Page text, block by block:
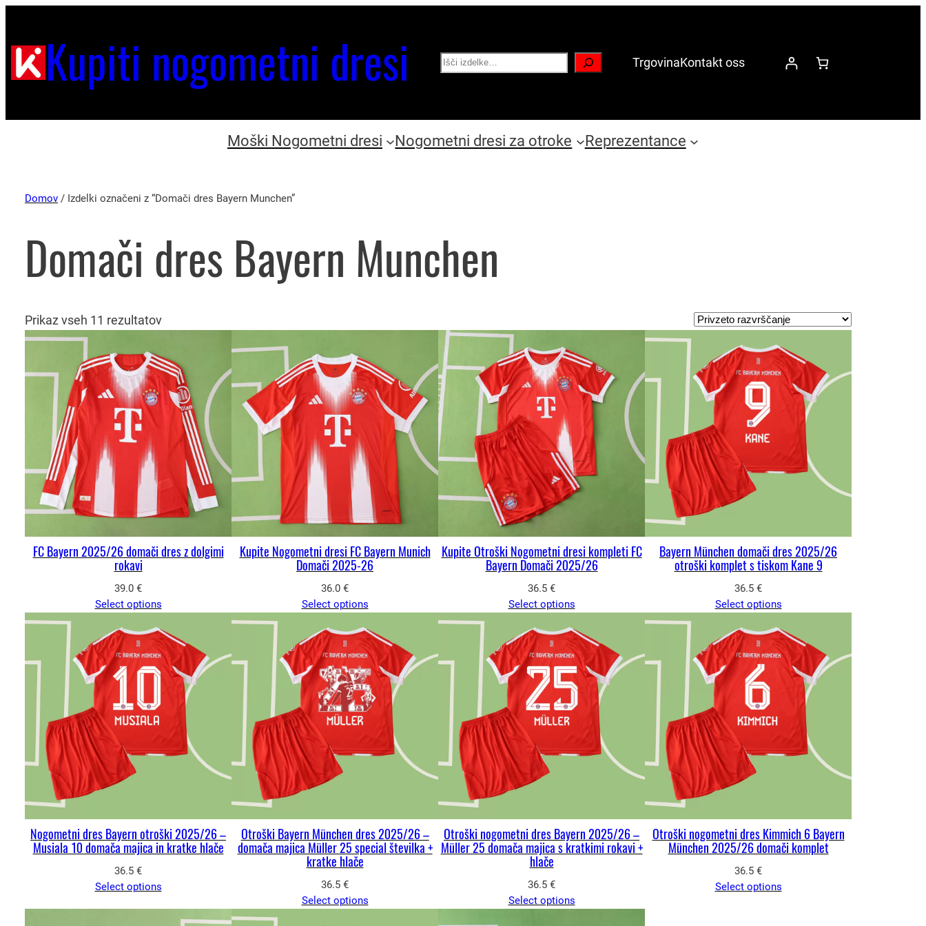
Kupiti nogometni dresi Search TrgovinaKontakt oss
Moški Nogometni dresi Nogometni dresi za otroke Reprezentance
Domov / Izdelki označeni z “Domači dres Bayern Munchen”
Domači dres Bayern Munchen
Prikaz vseh 11 rezultatov
FC Bayern 2025/26 domači dres z dolgimi
rokavi
39.0 €
Select options
Kupite Nogometni dresi FC Bayern Munich
Domači 2025-26
36.0 €
Select options
Kupite Otroški Nogometni dresi kompleti FC
Bayern Domači 2025/26
36.5 €
Select options
Bayern München domači dres 2025/26
otroški komplet s tiskom Kane 9
36.5 €
Select options
Nogometni dres Bayern otroški 2025/26 –
Musiala 10 domača majica in kratke hlače
36.5 €
Select options
Otroški Bayern München dres 2025/26 –
domača majica Müller 25 special številka +
kratke hlače
36.5 €
Select options
Otroški nogometni dres Bayern 2025/26 –
Müller 25 domača majica s kratkimi rokavi +
hlače
36.5 €
Select options
Otroški nogometni dres Kimmich 6 Bayern
München 2025/26 domači komplet
36.5 €
Select options